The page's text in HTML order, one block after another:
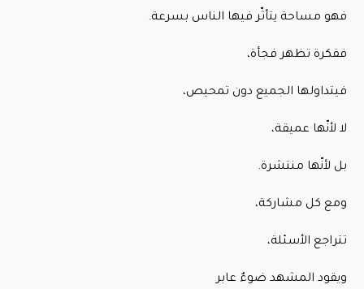
فهو مساحة يتأثّر فيها الناس بسرعة.
ففكرة تظهر فجأة،
فيتداولها الجميع دون تمحيص،
لا لأنّها عميقة،
بل لأنّها منتشرة.
ومع كل مشاركة،
تتراجع الأسئلة،
ويقود المشهد ضوءٌ عابر